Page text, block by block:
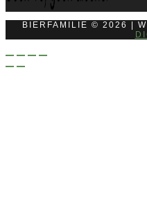
BIERFAMILIE © 2026 |